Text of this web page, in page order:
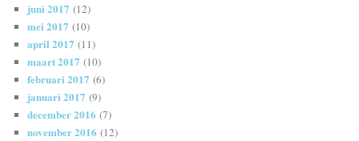
juni 2017 (12)
mei 2017 (10)
april 2017 (11)
maart 2017 (10)
februari 2017 (6)
januari 2017 (9)
december 2016 (7)
november 2016 (12)